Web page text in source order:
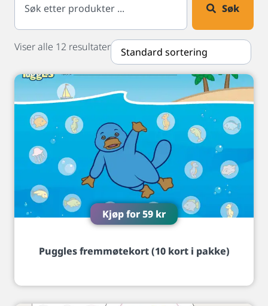
Søk
Viser alle 12 resultater
Kjøp for59 kr
Puggles fremmøtekort (10 kort i pakke)